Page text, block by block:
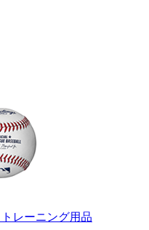
レーニング用品